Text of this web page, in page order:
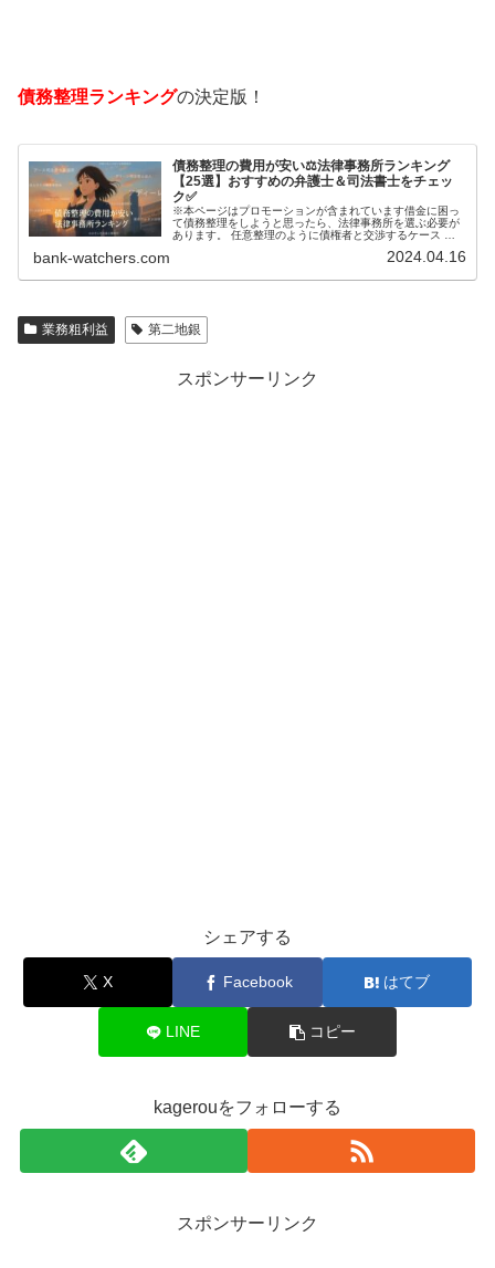
債務整理ランキングの決定版！
債務整理の費用が安い⚖️法律事務所ランキング
【25選】おすすめの弁護士＆司法書士をチェッ
ク✅
※本ページはプロモーションが含まれています借金に困っ
て債務整理をしようと思ったら、法律事務所を選ぶ必要が
あります。 任意整理のように債権者と交渉するケース 自
bank-watchers.com 2024.04.16
業務粗利益 第二地銀
スポンサーリンク
シェアする
X Facebook はてブ
LINE コピー
kagerouをフォローする
スポンサーリンク